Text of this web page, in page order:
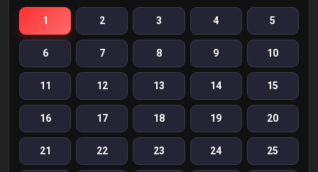
1 2 3 4 5
6 7 8 9 10
11 12 13 14 15
16 17 18 19 20
21 22 23 24 25